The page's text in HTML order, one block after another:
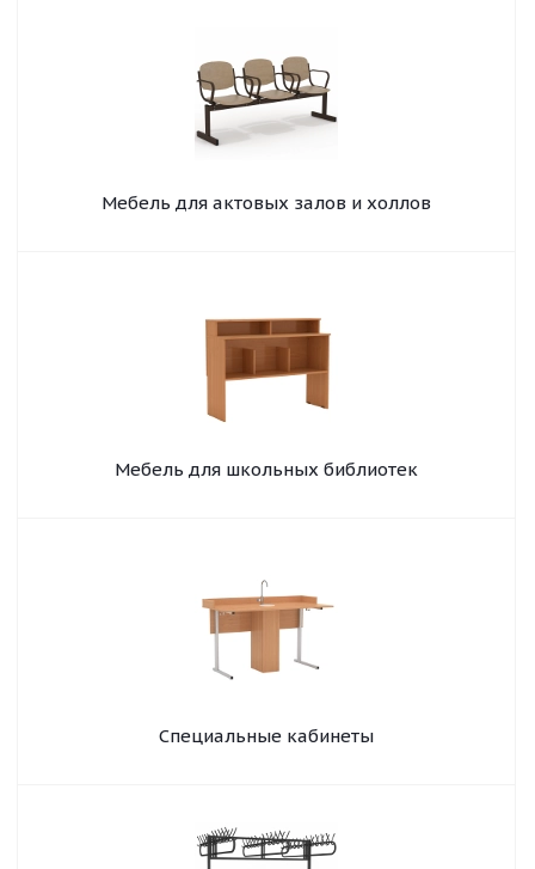
Мебель для актовых залов и холлов
Мебель для школьных библиотек
Специальные кабинеты